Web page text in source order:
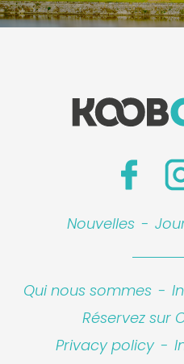
Nouvelles -
Qui nous sommes -
Réservez sur
Privacy policy -